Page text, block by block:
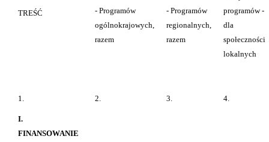
TREŚĆ
- Programów
ogólnokrajowych,
razem
- Programów
regionalnych,
razem
programów -
dla
społeczności
lokalnych
1. 2. 3. 4.
I.
FINANSOWANIE